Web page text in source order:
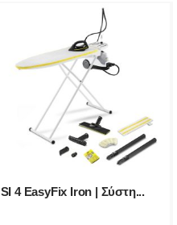
SI 4 EasyFix Iron | Σύστη...